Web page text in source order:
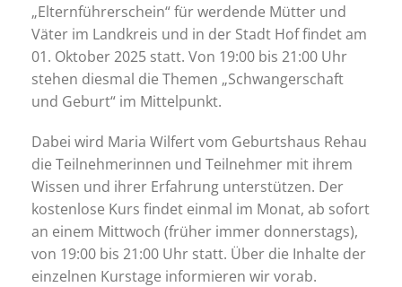
„Elternführerschein“ für werdende Mütter und
Väter im Landkreis und in der Stadt Hof findet am
01. Oktober 2025 statt. Von 19:00 bis 21:00 Uhr
stehen diesmal die Themen „Schwangerschaft
und Geburt“ im Mittelpunkt.
Dabei wird Maria Wilfert vom Geburtshaus Rehau
die Teilnehmerinnen und Teilnehmer mit ihrem
Wissen und ihrer Erfahrung unterstützen. Der
kostenlose Kurs findet einmal im Monat, ab sofort
an einem Mittwoch (früher immer donnerstags),
von 19:00 bis 21:00 Uhr statt. Über die Inhalte der
einzelnen Kurstage informieren wir vorab.